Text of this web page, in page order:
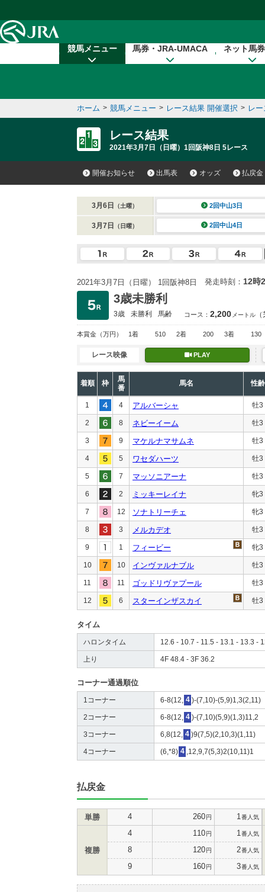
競馬メニュー 馬券・JRA-UMACA ネット馬
ホーム > 競馬メニュー > レース結果 開催選択 > レ
レース結果
2021年3月7日（日曜）1回阪神8日 5レース
開催お知らせ 出馬表 オッズ 払戻金
3月6日 （土曜） 2回中山3日
3月7日 （日曜） 2回中山4日
2021年3月7日（日曜） 1回阪神8日 発走時刻： 12時
3歳未勝利
3歳 未勝利 馬齢 コース： 2,200 メートル
本賞金 （万円） 1着 510 2着 200 3着 130
レース映像 PLAY
着順 枠
馬
番
馬名 性齢
1 4 アルバーシャ 牡3
2 8 ネビーイーム 牡3
3 9 マケルナマサムネ 牡3
4 5 ワセダハーツ 牡3
5 7 マッソニアーナ 牡3
6 2 ミッキーレイナ 牝3
7 12 ソナトリーチェ 牝3
8 3 メルカデオ 牡3
9 1 フィービー 牝3
10 10 インヴァルナブル 牡3
11 11 ゴッドリヴァプール 牡3
12 6 スターインザスカイ 牡3
タイム
ハロンタイム 12.6 - 10.7 - 11.5 - 13.1 - 13.3 -
上り 4F 48.4 - 3F 36.2
コーナー通過順位
1コーナー 6-8(12, 4 )-(7,10)-(5,9)1,3(2,11)
2コーナー 6-8(12, 4 )-(7,10)(5,9)(1,3)11,2
3コーナー 6,8(12, 4 )9(7,5)(2,10,3)(1,11)
4コーナー (6,*8) 4 ,12,9,7(5,3)2(10,11)1
払戻金
単勝 4 260円 1 番人気
複勝
4 110円 1 番人気
8 120円 2番人気
9 160円 3番人気